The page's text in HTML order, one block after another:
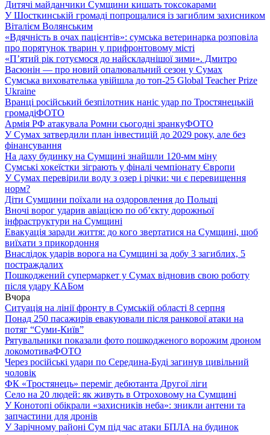
Дитячі майданчики Сумщини кишать токсокарами
У Шосткинській громаді попрощалися із загиблим захисником
Віталієм Волянським
«Вдячність в очах пацієнтів»: сумська ветеринарка розповіла
про порятунок тварин у прифронтовому місті
«П’ятий рік готуємося до найскладнішої зими». Дмитро
Васюнін — про новий опалювальний сезон у Сумах
Сумська вихователька увійшла до топ-25 Global Teacher Prize
Ukraine
Вранці російський безпілотник наніс удар по Тростянецькій
громадіФОТО
Армія РФ атакувала Ромни сьогодні зранкуФОТО
У Сумах затвердили план інвестицій до 2029 року, але без
фінансування
На даху будинку на Сумщині знайшли 120-мм міну
Сумські хокеїстки зіграють у фіналі чемпіонату Європи
У Сумах перевірили воду з озер і річки: чи є перевищення
норм?
Діти Сумщини поїхали на оздоровлення до Польщі
Вночі ворог ударив авіацією по обʼєкту дорожньої
інфраструктури на Сумщині
Евакуація заради життя: до кого звертатися на Сумщині, щоб
виїхати з прикордоння
Внаслідок ударів ворога на Сумщині за добу 3 загиблих, 5
постраждалих
Пошкоджений супермаркет у Сумах відновив свою роботу
після удару КАБом
Вчора
Ситуація на лінії фронту в Сумській області 8 серпня
Понад 250 пасажирів евакуювали після ранкової атаки на
потяг “Суми-Київ”
Рятувальники показали фото пошкодженого ворожим дроном
локомотиваФОТО
Через російські удари по Середина-Буді загинув цивільний
чоловік
ФК «Тростянець» переміг дебютанта Другої ліги
Село на 20 людей: як живуть в Отроховому на Сумщині
У Конотопі обікрали «захисників неба»: зникли антени та
запчастини для дронів
У Зарічному районі Сум під час атаки БПЛА на будинок